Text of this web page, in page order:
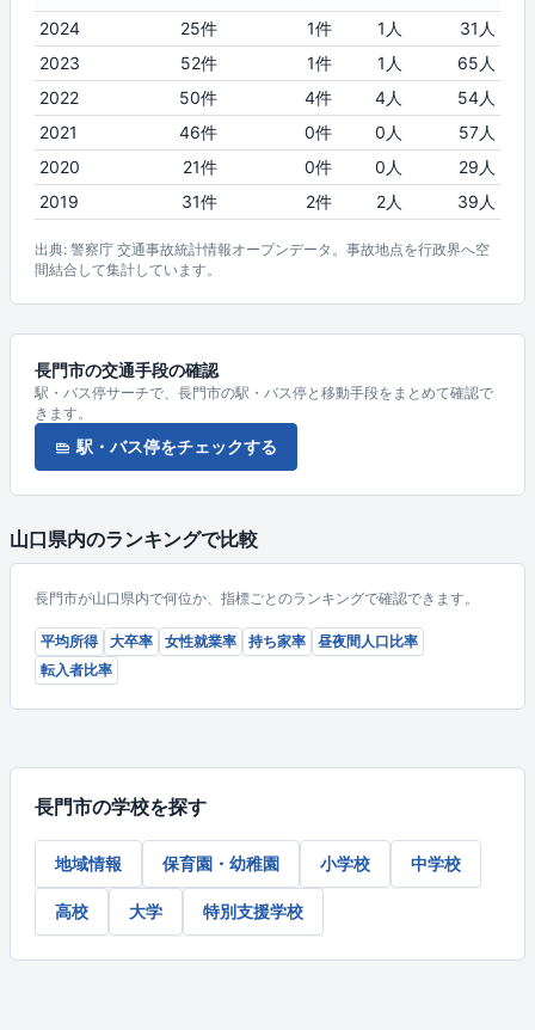
2024 25件 1件 1人
31人
2023
52件 1件 1人
65人
2022
50件 4件 4人
54人
2021
46件 0件 0人
57人
2020
21件 0件 0人
29人
2019
31件 2件 2人 39人
出典: 警察庁 交通事故統計情報オープンデータ。事故地点を行政界へ空
間結合して集計しています。
長門市の交通手段の確認
駅・バス停サーチで、長門市の駅・バス停と移動手段をまとめて確認で
きます。
駅・バス停をチェックする
山口県内のランキングで比較
長門市が山口県内で何位か、指標ごとのランキングで確認できます。
平均所得 大卒率 女性就業率 持ち家率
昼夜間人口比率
転入者比率
長門市の学校を探す
地域情報 保育園・幼稚園 小学校 中学校
高校 大学 特別支援学校